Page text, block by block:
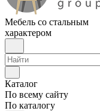
Мебель со стальным
характером
Каталог
По всему сайту
По каталогу